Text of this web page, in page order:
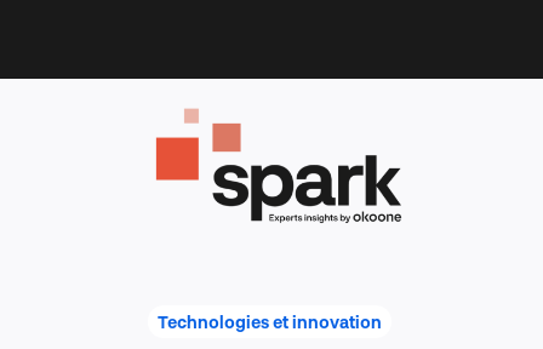
content
Technologies et innovation